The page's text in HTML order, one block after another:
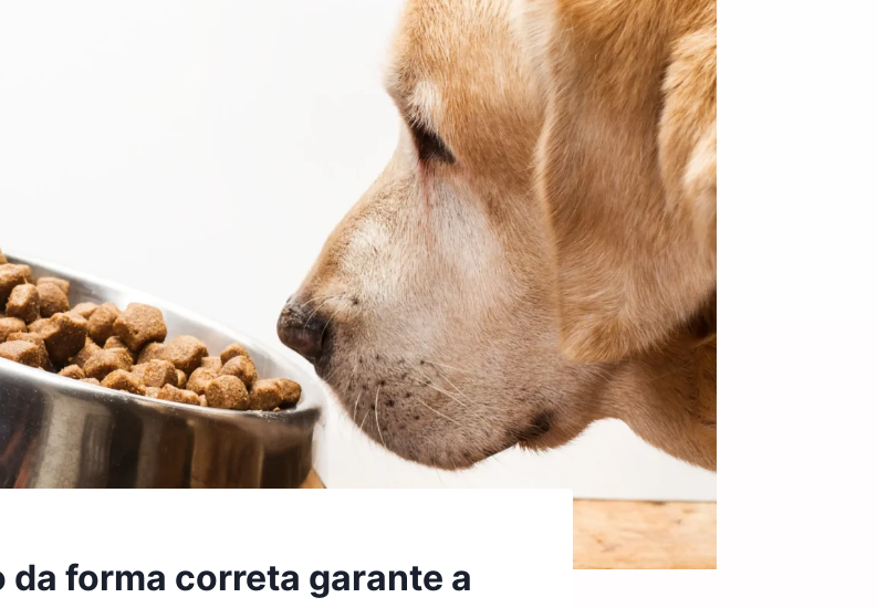
da forma correta garante a